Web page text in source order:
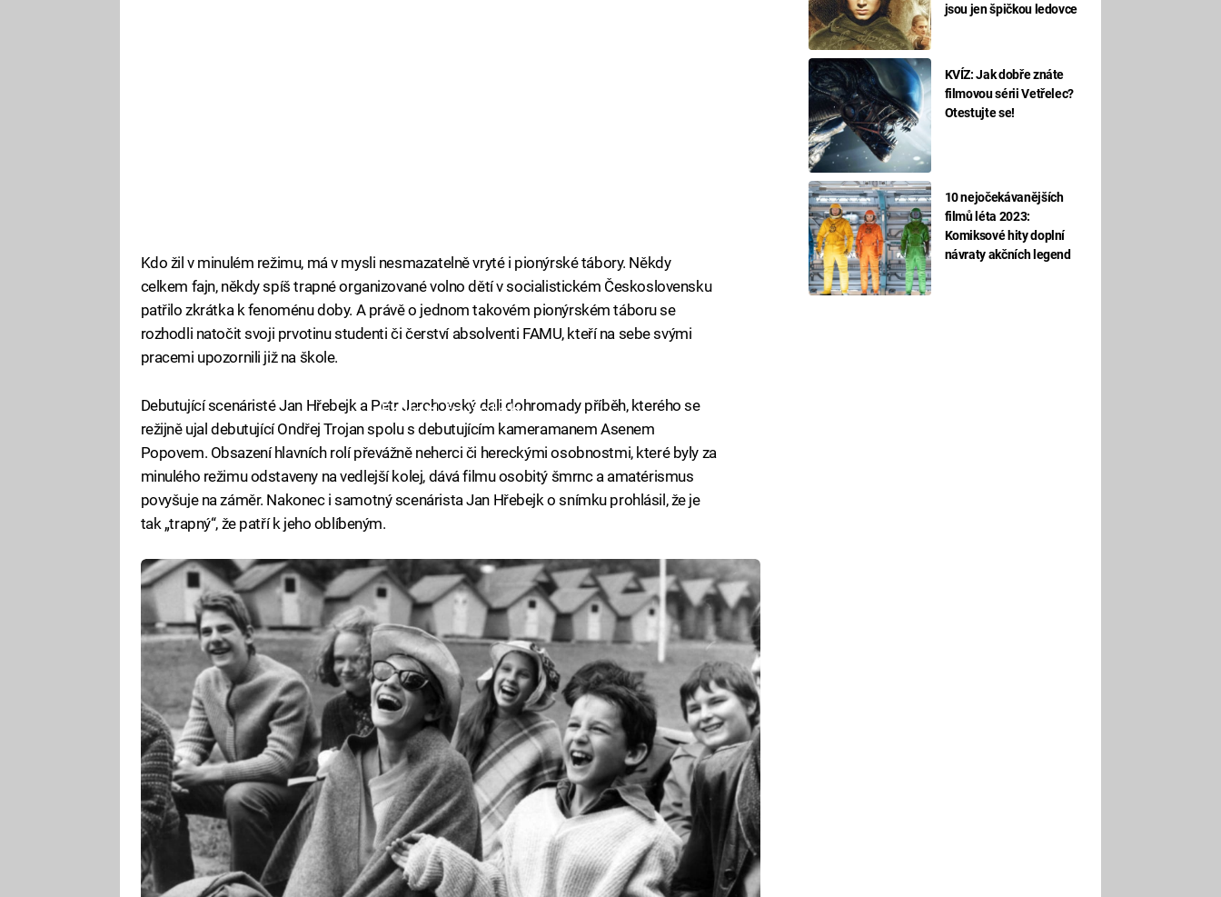
jsou jen špičkou ledovce
KVÍZ: Jak dobře znáte
filmovou sérii Vetřelec?
Otestujte se!
10 nejočekávanějších
filmů léta 2023:
Komiksové hity doplní
návraty akčních legend
Kdo žil v minulém režimu, má v mysli nesmazatelně vryté i pionýrské tábory. Někdy
celkem fajn, někdy spíš trapné organizované volno dětí v socialistickém Československu
patřilo zkrátka k fenoménu doby. A právě o jednom takovém pionýrském táboru se
rozhodli natočit svoji prvotinu studenti či čerství absolventi FAMU, kteří na sebe svými
pracemi upozornili již na škole.
Failed to fetch
Debutující scenáristé Jan Hřebejk a Petr Jarchovský dali dohromady příběh, kterého se
režijně ujal debutující Ondřej Trojan spolu s debutujícím kameramanem Asenem
Popovem. Obsazení hlavních rolí převážně neherci či hereckými osobnostmi, které byly za
minulého režimu odstaveny na vedlejší kolej, dává filmu osobitý šmrnc a amatérismus
povyšuje na záměr. Nakonec i samotný scenárista Jan Hřebejk o snímku prohlásil, že je
tak „trapný“, že patří k jeho oblíbeným.